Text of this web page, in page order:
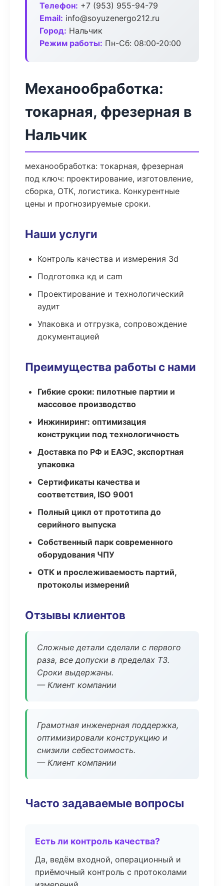
Телефон: +7 (953) 955-94-79
Email: info@soyuzenergo212.ru
Город: Нальчик
Режим работы: Пн-Сб: 08:00-20:00
Механообработка:
токарная, фрезерная в
Нальчик
механообработка: токарная, фрезерная
под ключ: проектирование, изготовление,
сборка, ОТК, логистика. Конкурентные
цены и прогнозируемые сроки.
Наши услуги
Контроль качества и измерения 3d
Подготовка кд и cam
Проектирование и технологический
аудит
Упаковка и отгрузка, сопровождение
документацией
Преимущества работы с нами
Гибкие сроки: пилотные партии и
массовое производство
Инжиниринг: оптимизация
конструкции под технологичность
Доставка по РФ и ЕАЭС, экспортная
упаковка
Сертификаты качества и
соответствия, ISO 9001
Полный цикл от прототипа до
серийного выпуска
Собственный парк современного
оборудования ЧПУ
ОТК и прослеживаемость партий,
протоколы измерений
Отзывы клиентов
Сложные детали сделали с первого
раза, все допуски в пределах ТЗ.
Сроки выдержаны.
— Клиент компании
Грамотная инженерная поддержка,
оптимизировали конструкцию и
снизили себестоимость.
— Клиент компании
Часто задаваемые вопросы
Есть ли контроль качества?
Да, ведём входной, операционный и
приёмочный контроль с протоколами